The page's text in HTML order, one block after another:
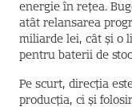
energie în rețea.
atât relansarea
miliarde lei, cât și o
pentru baterii de
Pe scurt, direcția
producția, ci și